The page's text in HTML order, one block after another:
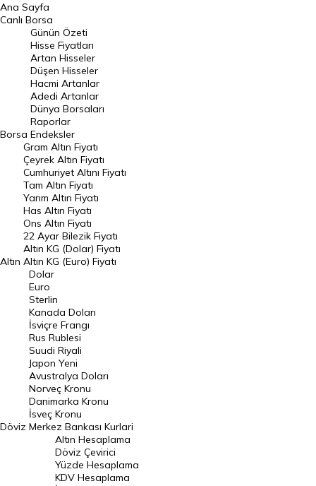
BIST 100 Hisseleri
En Çok Artan Hisseler
En Çok Düşen Hisseler
Hacmi Artanlar
Geçmiş Kapanışlar
Dünya Borsaları
Raporlar
Endeksler
DÖVİZ
Döviz Kuru
Dolar Kuru
Euro Kuru
Pound Kuru
Frank Kuru
Riyal Kuru
Avustralya Doları
Danimarka Kronu Kuru
Kanada Doları Kuru
Norveç Kronu Kuru
İsveç Kronu Kuru
Japon Yeni Kuru
Ana Sayfa
Canlı Borsa
Borsa
Günün Özeti
Hisse Fiyatları
Artan Hisseler
Düşen Hisseler
Hacmi Artanlar
Adedi Artanlar
Dünya Borsaları
Raporlar
Endeksler
Altın
Gram Altın Fiyatı
Çeyrek Altın Fiyatı
Cumhuriyet Altını Fiyatı
Tam Altın Fiyatı
Yarım Altın Fiyatı
Has Altın Fiyatı
Ons Altın Fiyatı
22 Ayar Bilezik Fiyatı
Altın KG (Dolar) Fiyatı
Altın KG (Euro) Fiyatı
Döviz
Dolar
Euro
Sterlin
Kanada Doları
İsviçre Frangı
Rus Rublesi
Suudi Riyali
Japon Yeni
Avustralya Doları
Norveç Kronu
Danimarka Kronu
İsveç Kronu
Merkez Bankası Kurlari
Altın Hesaplama
Döviz Çevirici
Yüzde Hesaplama
KDV Hesaplama